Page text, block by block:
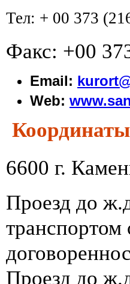
Тел: + 00 373
Факс: +00
Email:
Web:
6600 г.
Проезд до
транспортом
Проезд до